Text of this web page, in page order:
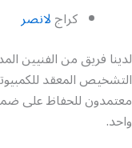
كراجلانصر
لدينا فريق من الفنيين
التشخيص المعقد
معتمدون للحفاظ على
واحد.